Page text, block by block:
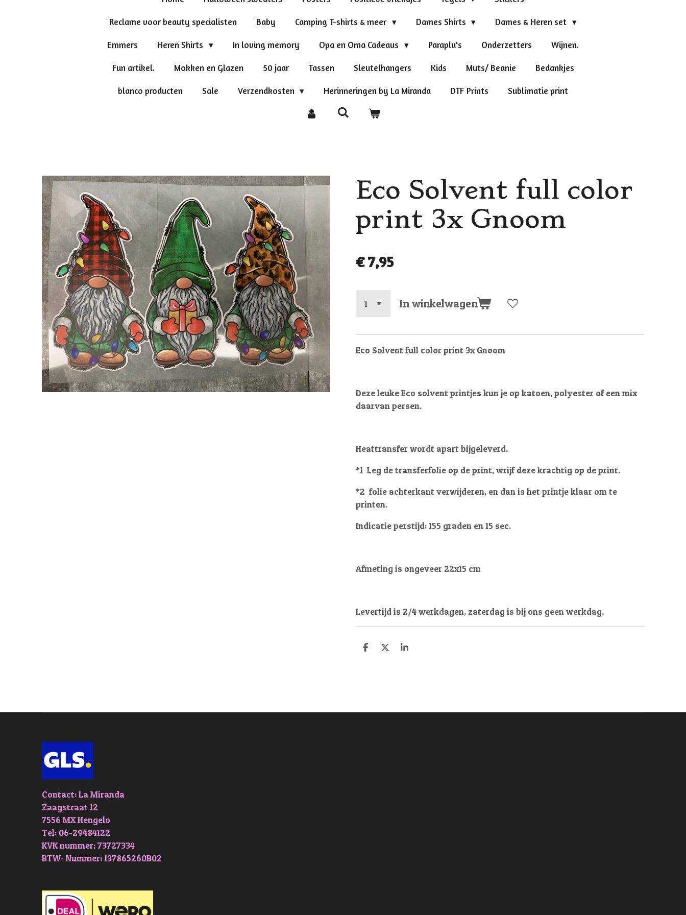
Reclame voor beauty specialisten Baby Camping T-shirts & meer Dames Shirts Dames & Heren set
Emmers Heren Shirts In loving memory Opa en Oma Cadeaus Paraplu's Onderzetters Wijnen.
Fun artikel. Mokken en Glazen 50 jaar Tassen Sleutelhangers Kids Muts/ Beanie Bedankjes
blanco producten Sale Verzendkosten Herinneringen by La Miranda DTF Prints Sublimatie print
Eco Solvent full color
print 3x Gnoom
€ 7,95
In winkelwagen
Eco Solvent full color print 3x Gnoom
Deze leuke Eco solvent printjes kun je op katoen, polyester of een mix
daarvan persen.
Heattransfer wordt apart bijgeleverd.
*1 Leg de transferfolie op de print, wrijf deze krachtig op de print.
*2 folie achterkant verwijderen, en dan is het printje klaar om te
printen.
Indicatie perstijd: 155 graden en 15 sec.
Afmeting is ongeveer 22x15 cm
Levertijd is 2/4 werkdagen, zaterdag is bij ons geen werkdag.
D
D
S
Contact: La Miranda
Zaagstraat 12
7556 MX Hengelo
Tel: 06-29484122
KVK nummer; 73727334
BTW- Nummer: 137865260B02